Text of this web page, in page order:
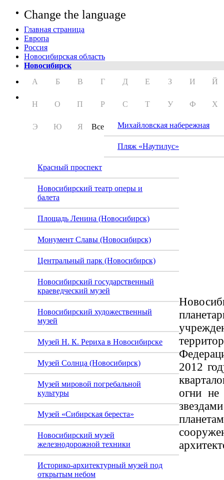
Change the language
Главная страница
Европа
Россия
Новосибирская область
Новосибирск
А
Б В Г Д Е З И Й
Н О П Р С Т У Ф Х
Э Ю Я Все Михайловская набережная
Пляж «Наутилус»
Красный проспект
Новосибирский театр оперы и
балета
Площадь Ленина (Новосибирск)
Монумент Славы (Новосибирск)
Центральный парк (Новосибирск)
Новосибирский государственный
краеведческий музей
Новосибирский художественный
музей
Музей Н. К. Рериха в Новосибирске
Музей Солнца (Новосибирск)
Музей мировой погребальной
культуры
Музей «Сибирская береста»
Новосибирский музей
железнодорожной техники
Историко-архитектурный музей под
открытым небом
2012
огни не